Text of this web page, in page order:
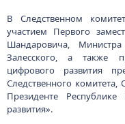
В Следственном
участием Первого
Шандаровича,
Залесского, а также
цифрового развития
Следственного комитета,
Президенте
развития».